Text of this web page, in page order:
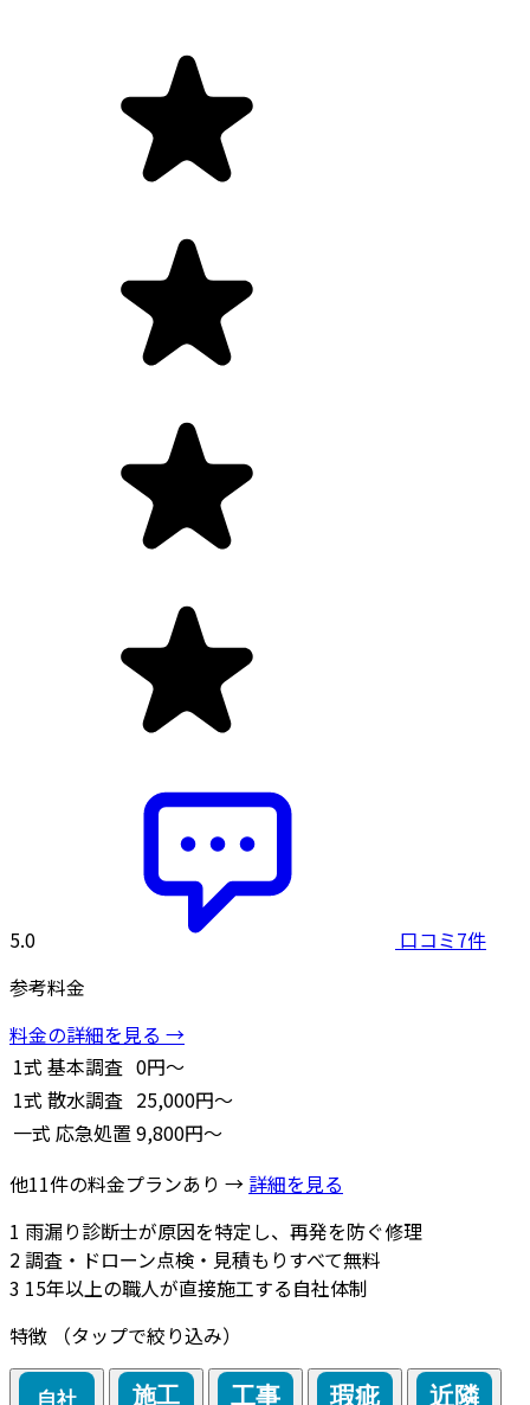
5.0
口コミ7件
参考料金
料金の詳細を見る →
1式 基本調査 0円～
1式 散水調査 25,000円～
一式 応急処置 9,800円～
他11件の料金プランあり → 詳細を見る
1 雨漏り診断士が原因を特定し、再発を防ぐ修理
2調査・ドローン点検・見積もりすべて無料
3 15年以上の職人が直接施工する自社体制
特徴
（タップで絞り込み）